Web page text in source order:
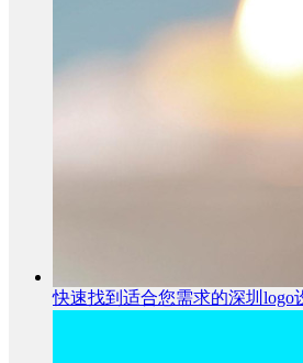
快速找到适合您需求的深圳logo